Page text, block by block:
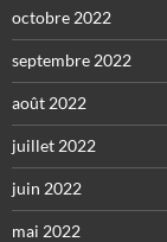
octobre 2022
septembre 2022
août 2022
juillet 2022
juin 2022
mai 2022